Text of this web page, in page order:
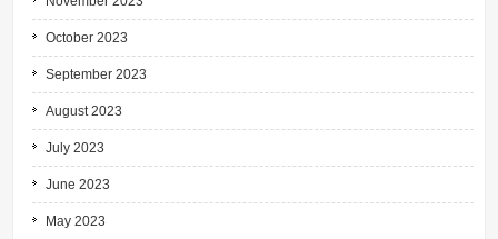
October 2023
September 2023
August 2023
July 2023
June 2023
May 2023